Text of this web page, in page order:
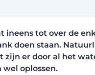
ineens tot over de
doen staan.
er door al het
wel oplossen.